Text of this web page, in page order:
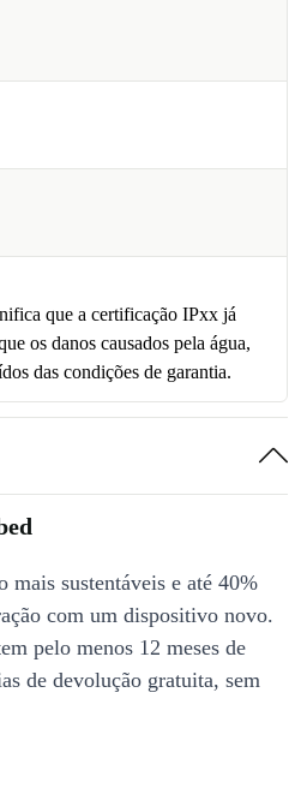
que a certificação IPxx já
os danos causados pela água,
das condições de garantia.
mais sustentáveis e até 40%
com um dispositivo novo.
pelo menos 12 meses de
de devolução gratuita, sem